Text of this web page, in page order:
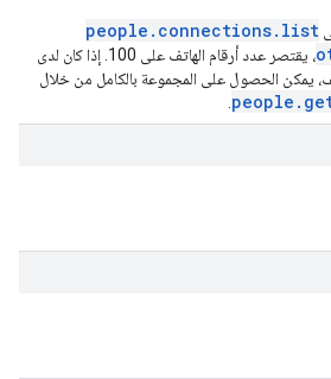
people.connections.list
، يقتصر عدد أرقام الهاتف على 100. إذا كان لدى
يمكن الحصول على المجموعة بالكامل من خلال